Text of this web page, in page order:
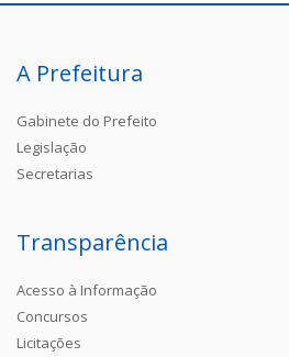
A Prefeitura
Gabinete do Prefeito
Legislação
Secretarias
Transparência
Acesso à Informação
Concursos
Licitações